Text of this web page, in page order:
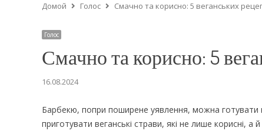
Домой Голос Смачно та корисно: 5 веганських
Голос
Смачно та корисно: 5
16.08.2024
Барбекю, попри поширене уявлення, можна готувати
приготувати веганські страви, які не лише корисні, а